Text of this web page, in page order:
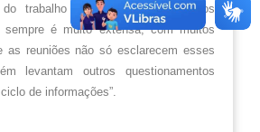
do trabalho do setor: “A pauta dos
sempre é muito extensa, com muitos
as reuniões não só esclarecem esses
levantam outros questionamentos
de informações”.